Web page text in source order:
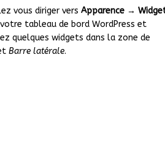
vous diriger vers Apparence →
tableau de bord WordPress et
quelques widgets dans la zone de
Barre latérale.